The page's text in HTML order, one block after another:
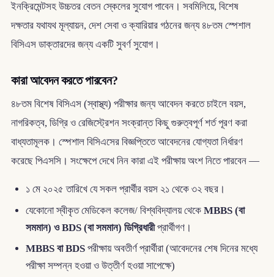
ইনক্রিমেন্টসহ উচ্চতর বেতন স্কেলের সুযোগ পাবেন। সবমিলিয়ে, বিশেষ
দক্ষতার যথাযথ মূল্যায়ন, দেশ সেবা ও ক্যারিয়ার গঠনের জন্য ৪৮তম স্পেশাল
বিসিএস ডাক্তারদের জন্য একটি সুবর্ণ সুযোগ।
কারা আবেদন করতে পারবেন?
৪৮তম বিশেষ বিসিএস (স্বাস্থ্য) পরীক্ষার জন্য আবেদন করতে চাইলে বয়স,
নাগরিকত্ব, ডিগ্রি ও রেজিস্ট্রেশন সংক্রান্ত কিছু গুরুত্বপূর্ণ শর্ত পূরণ করা
বাধ্যতামূলক। স্পেশাল বিসিএসের বিজ্ঞপ্তিতে আবেদনের যোগ্যতা নির্ধারণ
করেছে পিএসসি। সংক্ষেপে দেখে নিন কারা এই পরীক্ষায় অংশ নিতে পারবেন —
১ মে ২০২৫ তারিখে যে সকল প্রার্থীর বয়স ২১ থেকে ৩২ বছর।
যেকোনো স্বীকৃত মেডিকেল কলেজ/ বিশ্ববিদ্যালয় থেকে MBBS (বা
সমমান) ও BDS (বা সমমান) ডিগ্রিধারীপ্রার্থীগণ।
MBBS বা BDS পরীক্ষায় অবতীর্ণ প্রার্থীরা (আবেদনের শেষ দিনের মধ্যে
পরীক্ষা সম্পন্ন হওয়া ও উত্তীর্ণ হওয়া সাপেক্ষে)